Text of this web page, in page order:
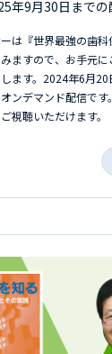
年9月30日まで
は『世界最強の歯
ますので、お手元
ます。2024年6月
ンデマンド配信です
視聴いただけます。